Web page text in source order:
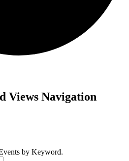
Views Navigation
by Keyword.